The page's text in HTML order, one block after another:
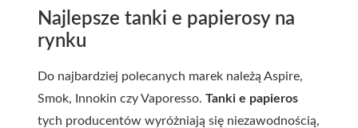
Najlepsze tanki e papierosy na
rynku
Do najbardziej polecanych marek należą Aspire,
Smok, Innokin czy Vaporesso. Tanki e papieros
tych producentów wyróżniają się niezawodnością,